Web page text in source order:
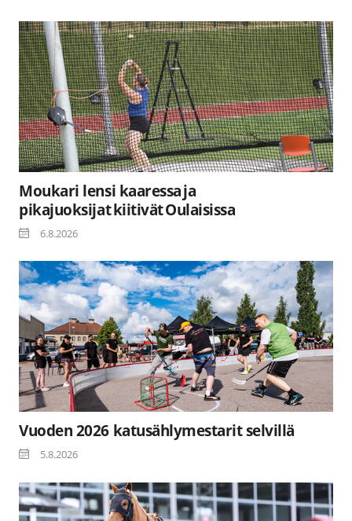
Moukari lensi kaaressa ja
pikajuoksijat kiitivät Oulaisissa
6.8.2026
Vuoden 2026 katusählymestarit selvillä
5.8.2026